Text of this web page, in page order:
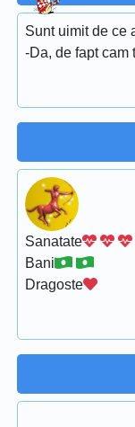
Sunt uimit de ce
-Da, de fapt cam
Sanatate
Bani
Dragoste